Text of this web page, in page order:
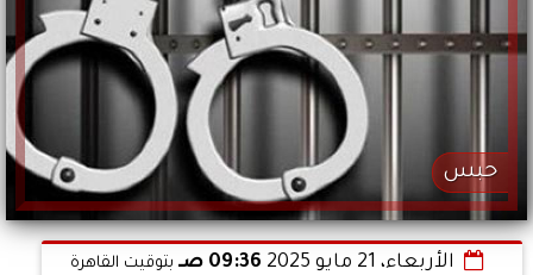
حبس
الأربعاء، 21 مايو 2025 09:36 صـ بتوقيت القاهرة